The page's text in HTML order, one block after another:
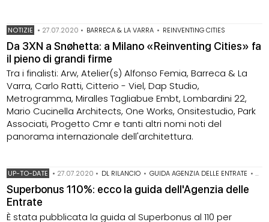
NOTIZIE • 27.07.2020 • BARRECA & LA VARRA • REINVENTING CITIES
Da 3XN a Snøhetta: a Milano «Reinventing Cities» fa
il pieno di grandi firme
Tra i finalisti: Arw, Atelier(s) Alfonso Femia, Barreca & La
Varra, Carlo Ratti, Citterio - Viel, Dap Studio,
Metrogramma, Miralles Tagliabue Embt, Lombardini 22,
Mario Cucinella Architects, One Works, Onsitestudio, Park
Associati, Progetto Cmr e tanti altri nomi noti del
panorama internazionale dell'architettura.
UP-TO-DATE • 27.07.2020 • DL RILANCIO • GUIDA AGENZIA DELLE ENTRATE •
Superbonus 110%: ecco la guida dell'Agenzia delle
Entrate
È stata pubblicata la guida al Superbonus al 110 per